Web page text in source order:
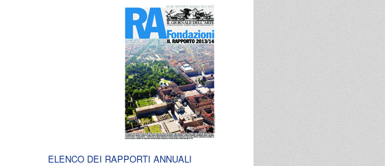
ELENCO DEI RAPPORTI ANNUALI